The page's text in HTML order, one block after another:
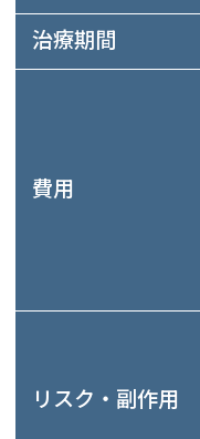
治療期間
費用
リスク・副作用